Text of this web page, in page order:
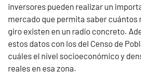
inversores pueden realizar un
mercado que permita saber cuántos
giro existen en un radio concreto.
estos datos con los del Censo de
cuáles el nivel socioeconómico y
reales en esa zona.